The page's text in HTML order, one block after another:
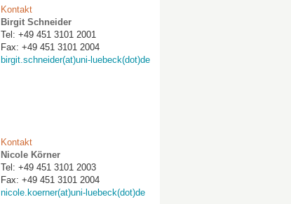
Kontakt
Birgit Schneider
Tel: +49 451 3101 2001
Fax: +49 451 3101 2004
birgit.schneider(at)uni-luebeck(dot)de
Kontakt
Nicole Körner
Tel: +49 451 3101 2003
Fax: +49 451 3101 2004
nicole.koerner(at)uni-luebeck(dot)de